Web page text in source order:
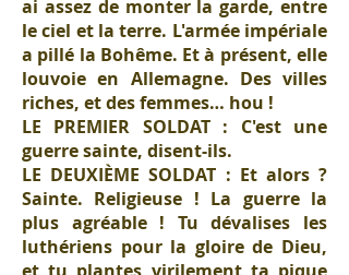
ai assez de monter la garde, entre
le ciel et la terre. L'armée impériale
a pillé la Bohême. Et à présent, elle
louvoie en Allemagne. Des villes
riches, et des femmes… hou !
LE PREMIER SOLDAT : C'est une
guerre sainte, disent-ils.
LE DEUXIÈME SOLDAT : Et alors ?
Sainte. Religieuse ! La guerre la
plus agréable ! Tu dévalises les
luthériens pour la gloire de Dieu,